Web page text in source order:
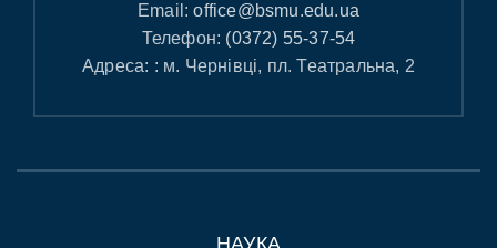
Email:office@bsmu.edu.ua
Телефон: (0372) 55-37-54
Адреса: : м. Чернівці, пл. Театральна, 2
НАУКА